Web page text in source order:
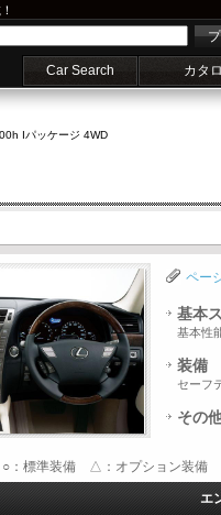
Car Search カタ
Iパッケージ 4WD
ペー
基本
基本性
装備
セーフ
その
○：標準装備 △：オプション装備 -
エ